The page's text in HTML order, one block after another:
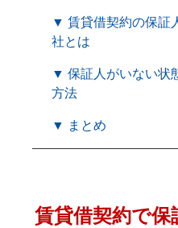
▼ 賃貸借契約の保証
社とは
▼ 保証人がいない状
方法
▼ まとめ
賃貸借契約で